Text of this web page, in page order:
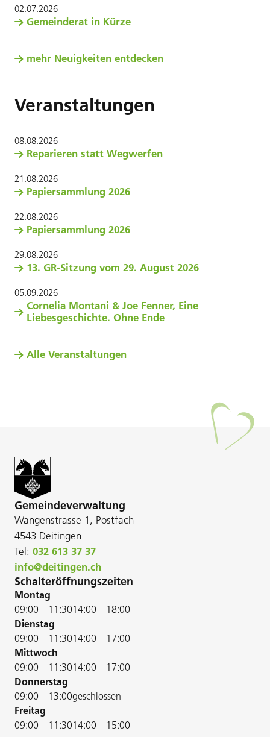
02.07.2026
Gemeinderat in Kürze
mehr Neuigkeiten entdecken
Veranstaltungen
08.08.2026
Reparieren statt Wegwerfen
21.08.2026
Papiersammlung 2026
22.08.2026
Papiersammlung 2026
29.08.2026
13. GR-Sitzung vom 29. August 2026
05.09.2026
Cornelia Montani & Joe Fenner, Eine
Liebesgeschichte. Ohne Ende
Alle Veranstaltungen
Gemeindeverwaltung
Wangenstrasse 1, Postfach
4543 Deitingen
Tel: 032 613 37 37
info@deitingen.ch
Schalteröffnungszeiten
Montag
09:00 – 11:3014:00 – 18:00
Dienstag
09:00 – 11:3014:00 – 17:00
Mittwoch
09:00 – 11:3014:00 – 17:00
Donnerstag
09:00 – 13:00geschlossen
Freitag
09:00 – 11:3014:00 – 15:00